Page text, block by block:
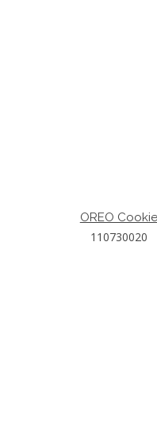
OREO Cookie
110730020